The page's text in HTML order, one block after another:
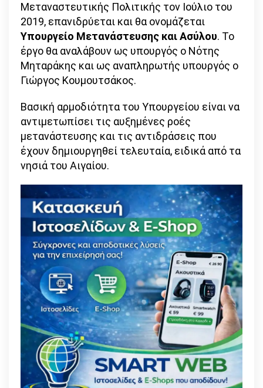
Μεταναστευτικής Πολιτικής τον Ιούλιο του
2019, επανιδρύεται και θα ονομάζεται
Υπουργείο Μετανάστευσης και Ασύλου. Το
έργο θα αναλάβουν ως υπουργός ο Νότης
Μηταράκης και ως αναπληρωτής υπουργός ο
Γιώργος Κουμουτσάκος.
Βασική αρμοδιότητα του Υπουργείου είναι να
αντιμετωπίσει τις αυξημένες ροές
μετανάστευσης και τις αντιδράσεις που
έχουν δημιουργηθεί τελευταία, ειδικά από τα
νησιά του Αιγαίου.